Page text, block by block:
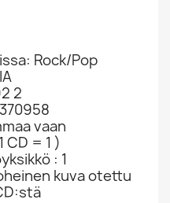
Rock/Pop
2
vaan
= 1 )
: 1
kuva otettu